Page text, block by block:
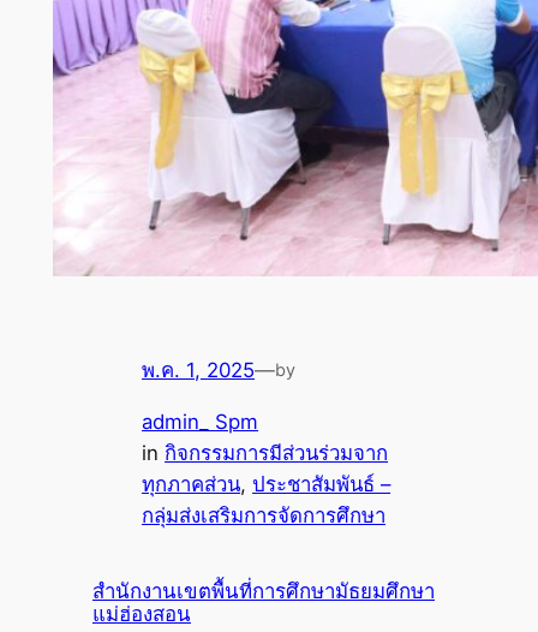
พ.ค. 1, 2025—by
admin_ Spm
in กิจกรรมการมีส่วนร่วมจาก
ทุกภาคส่วน, ประชาสัมพันธ์ –
กลุ่มส่งเสริมการจัดการศึกษา
สำนักงานเขตพื้นที่การศึกษามัธยมศึกษา
แม่ฮ่องสอน